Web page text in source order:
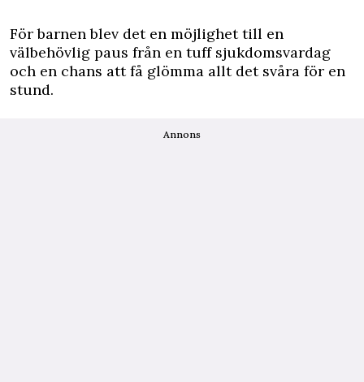
För barnen blev det en möjlighet till en
välbehövlig paus från en tuff sjukdomsvardag
och en chans att få glömma allt det svåra för en
stund.
Annons